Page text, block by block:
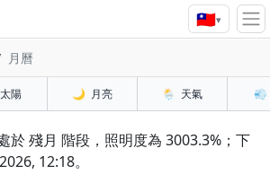
🇹🇼▾
月曆
太陽 🌙 月亮 🌦️ 天氣 💨
於 殘月 階段，照明度為 3003.3%；下
12:18。